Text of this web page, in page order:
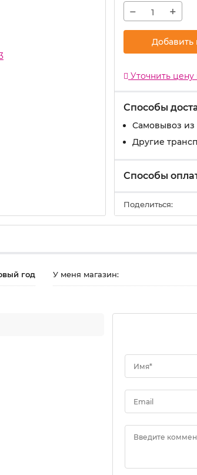
− +
Добавить
Уточнить
Способы
Самовывоз из
Другие
Способы
Поделиться:
год У меня магазин:
Имя*
Email
Введите